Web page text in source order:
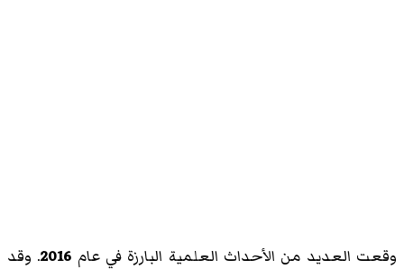
وقعت العديد من الأحداث العلمية البارزة في عام 2016. وقد